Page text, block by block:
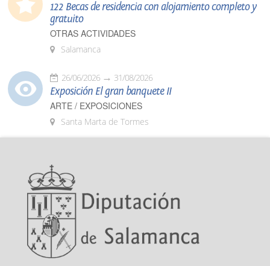
122 Becas de residencia con alojamiento completo y
gratuito
OTRAS ACTIVIDADES
Salamanca
26/06/2026 31/08/2026
Exposición El gran banquete II
ARTE / EXPOSICIONES
Santa Marta de Tormes